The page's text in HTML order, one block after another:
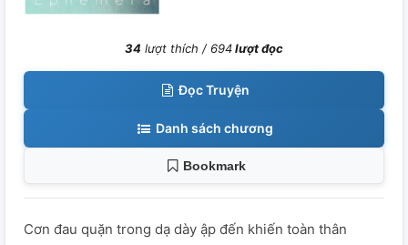
34 lượt thích / 694lượt đọc
Đọc Truyện
Danh sách chương
Bookmark
Cơn đau quặn trong dạ dày ập đến khiến toàn thân